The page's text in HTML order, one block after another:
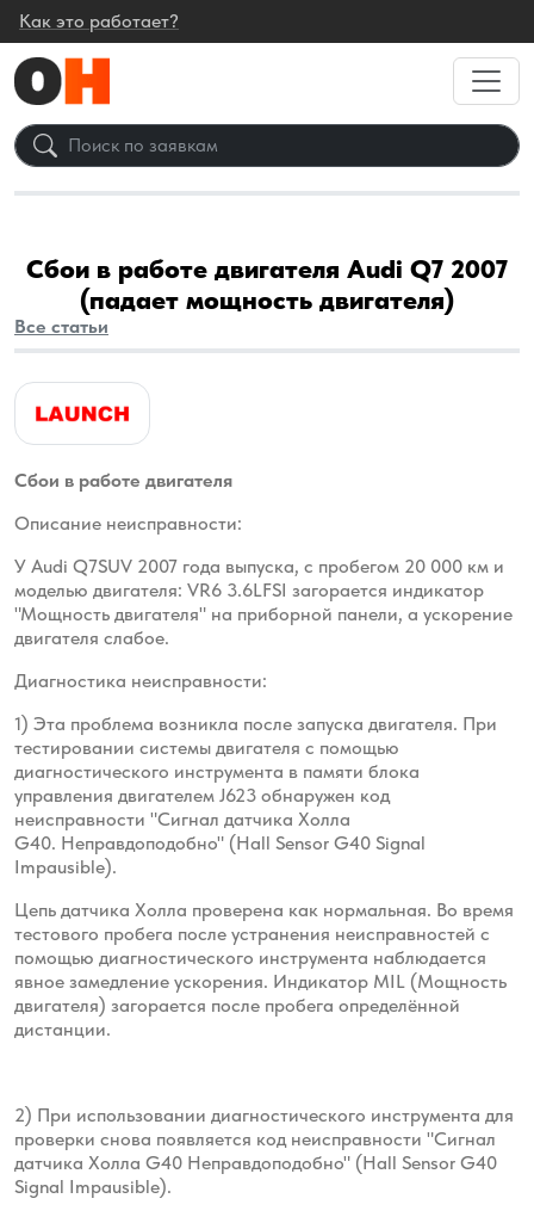
Как это работает?
Все статьи
Сбои в работе двигателя Audi Q7 2007
(падает мощность двигателя)
Сбои в работе двигателя
Описание неисправности:
У Audi Q7SUV 2007 года выпуска, с пробегом 20 000 км и
моделью двигателя: VR6 3.6LFSI загорается индикатор
"Мощность двигателя" на приборной панели, а ускорение
двигателя слабое.
Диагностика неисправности:
1) Эта проблема возникла после запуска двигателя. При
тестировании системы двигателя с помощью
диагностического инструмента в памяти блока
управления двигателем J623 обнаружен код
неисправности "Сигнал датчика Холла
G40. Неправдоподобно" (Hall Sensor G40 Signal
Impausible).
Цепь датчика Холла проверена как нормальная. Во время
тестового пробега после устранения неисправностей с
помощью диагностического инструмента наблюдается
явное замедление ускорения. Индикатор MIL (Мощность
двигателя) загорается после пробега определённой
дистанции.
2) При использовании диагностического инструмента для
проверки снова появляется код неисправности "Сигнал
датчика Холла G40 Неправдоподобно" (Hall Sensor G40
Signal Impausible).